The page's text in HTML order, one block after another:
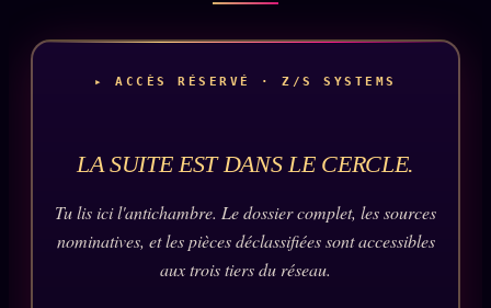
Oracle Famille
Oracle Parfum
Oracle Carte du Jour
Oracle Algorithme
▸ ACCÈS RÉSERVÉ · Z/S SYSTEMS
LA SUITE EST DANS LE CERCLE.
Tu lis ici l'antichambre. Le dossier complet, les sources
nominatives, et les pièces déclassifiées sont accessibles
aux trois tiers du réseau.